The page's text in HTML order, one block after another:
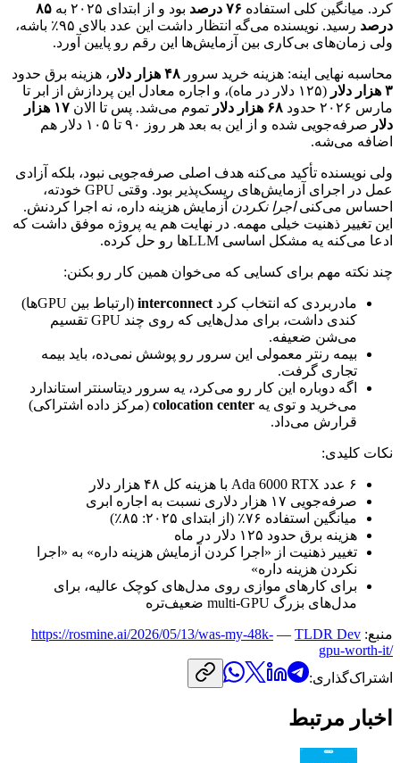
کرد. میانگین کلی استفاده ۷۶ درصد بود و از ابتدای ۲۰۲۵ به ۸۵
درصد رسید. نویسنده می‌گه انتظار داشت این عدد بالای ۹۵٪
باشه،
ولی زمان‌های بی‌کاری بین آزمایش‌ها این رقم رو پایین آورد.
محاسبه نهایی اینه: هزینه خرید سرور ۴۸ هزار دلار ، هزینه برق حدود
۳ هزار دلار (۱۲۵ دلار در ماه)، و اجاره معادل این پردازش از ابر تا
مارس ۲۰۲۶ حدود ۶۸ هزار دلار تموم می‌شد. پس تا الان ۱۷ هزار
دلار صرفه‌جویی شده و از این به بعد هر روز ۹۰ تا ۱۰۵ دلار هم
اضافه می‌شه.
ولی نویسنده تأکید می‌کنه هدف اصلی صرفه‌جویی نبود، بلکه آزادی
عمل در اجرای آزمایش‌های ریسک‌پذیر بود. وقتی GPU خودته،
احساس می‌کنی اجرا نکردن آزمایش هزینه داره، نه اجرا
کردنش.
این تغییر ذهنیت خیلی مهمه. در نهایت هم یه پروژه موفق داشت که
ادعا می‌کنه یه مشکل اساسی LLMها رو حل کرده.
چند نکته مهم برای کسایی که می‌خوان همین کار رو بکنن:
مادربردی که انتخاب کرد interconnect (ارتباط بین GPUها)
کندی داشت، برای مدل‌هایی که روی چند GPU تقسیم
می‌شن ضعیفه.
بیمه رنتر معمولی این سرور رو پوشش نمی‌ده، باید بیمه
تجاری گرفت.
اگه دوباره این کار رو می‌کرد، یه سرور دیتاسنتر
استاندارد
می‌خرید و توی یه colocation center (مرکز داده اشتراکی)
قرارش می‌داد.
نکات کلیدی:
۶ عدد RTX
6000
Ada با هزینه کل ۴۸ هزار دلار
صرفه‌جویی ۱۷ هزار دلاری نسبت به اجاره ابری
میانگین استفاده ۷۶٪ (از ابتدای ۲۰۲۵: ۸۵٪)
هزینه برق حدود ۱۲۵ دلار در ماه
تغییر ذهنیت از «اجرا کردن آزمایش هزینه داره» به «اجرا
نکردن هزینه داره»
برای کارهای موازی روی مدل‌های کوچک عالیه، برای
مدل‌های بزرگ multi-GPU ضعیف‌تره
منبع: TLDR Dev
—
https://rosmine.ai/2026/05/13/was-my-48k-
gpu-worth-it/
اشتراک‌گذاری:
اخبار مرتبط